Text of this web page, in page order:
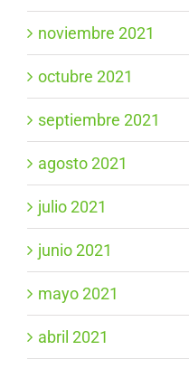
noviembre 2021
octubre 2021
septiembre 2021
agosto 2021
julio 2021
junio 2021
mayo 2021
abril 2021